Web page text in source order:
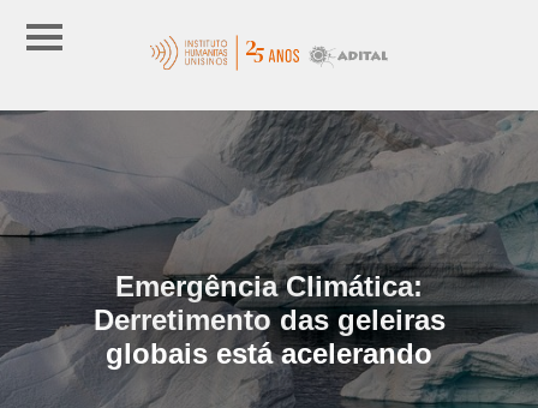
Emergência Climática:
Derretimento das geleiras
globais está acelerando